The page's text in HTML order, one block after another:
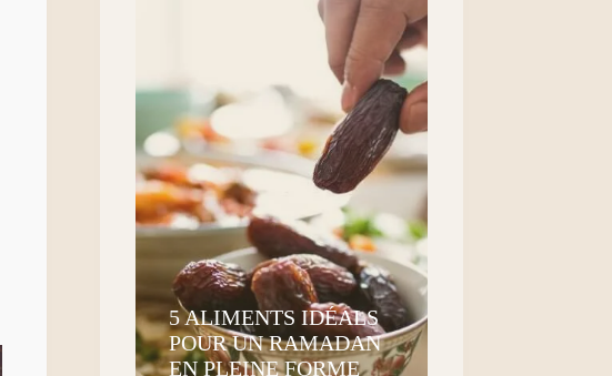
5 ALIMENTS IDÉALS
POUR UN RAMADAN
EN PLEINE FORME